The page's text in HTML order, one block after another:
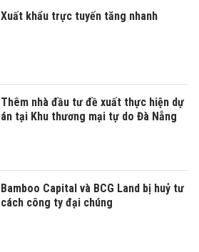
Xuất khẩu trực tuyến tăng nhanh
Thêm nhà đầu tư đề xuất thực hiện dự
án tại Khu thương mại tự do Đà Nẵng
Bamboo Capital và BCG Land bị huỷ tư
cách công ty đại chúng